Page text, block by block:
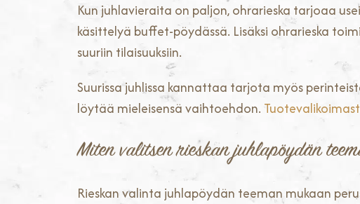
Kun juhlavieraita on paljon, ohrarieska tarjoaa
käsittelyä buffet-pöydässä. Lisäksi ohrarieska
suuriin tilaisuuksiin.
Suurissa juhlissa kannattaa tarjota myös
löytää mieleisensä vaihtoehdon.
Miten valitsen rieskan juhlapöydän
Rieskan valinta juhlapöydän teeman mukaan